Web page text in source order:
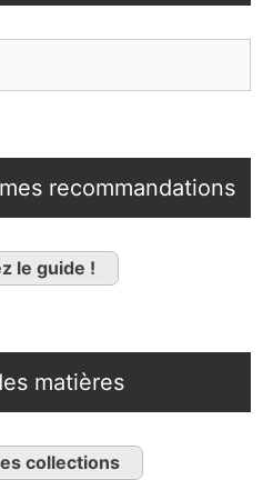
recommandations
le guide !
matières
collections